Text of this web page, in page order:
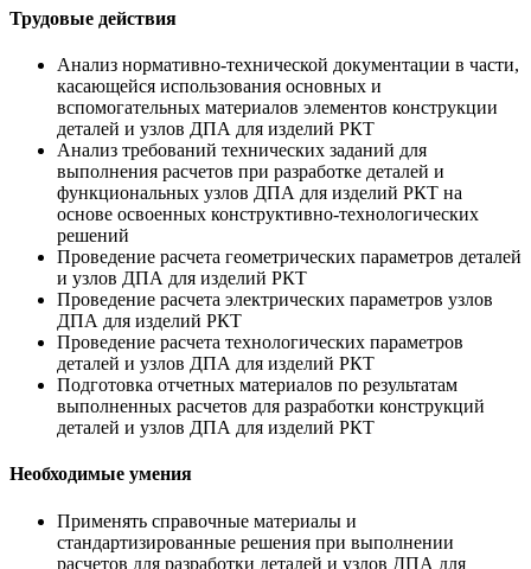
Трудовые действия
Анализ нормативно-технической документации в части,
касающейся использования основных и
вспомогательных материалов элементов конструкции
деталей и узлов ДПА для изделий РКТ
Анализ требований технических заданий для
выполнения расчетов при разработке деталей и
функциональных узлов ДПА для изделий РКТ на
основе освоенных конструктивно-технологических
решений
Проведение расчета геометрических параметров деталей
и узлов ДПА для изделий РКТ
Проведение расчета электрических параметров узлов
ДПА для изделий РКТ
Проведение расчета технологических параметров
деталей и узлов ДПА для изделий РКТ
Подготовка отчетных материалов по результатам
выполненных расчетов для разработки конструкций
деталей и узлов ДПА для изделий РКТ
Необходимые умения
Применять справочные материалы и
стандартизированные решения при выполнении
расчетов для разработки деталей и узлов ДПА для